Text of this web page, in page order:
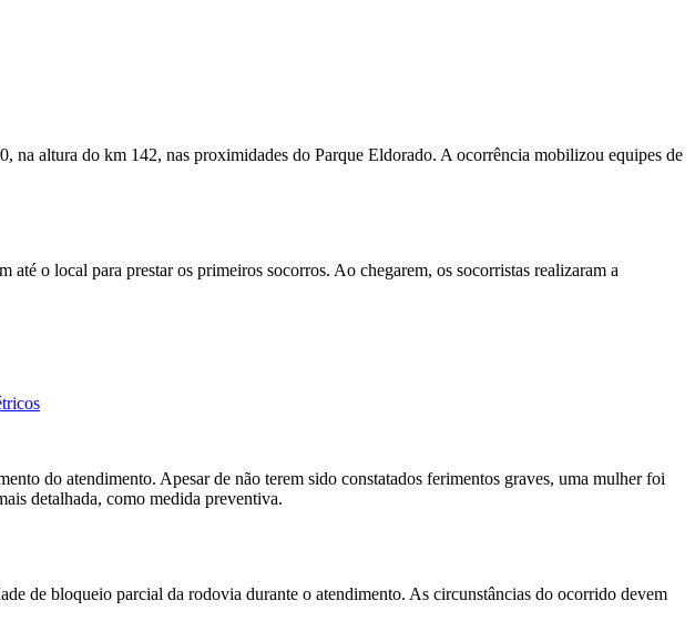
altura do km 142, nas proximidades do Parque Eldorado. A ocorrência mobilizou equipes de
o local para prestar os primeiros socorros. Ao chegarem, os socorristas realizaram a
do atendimento. Apesar de não terem sido constatados ferimentos graves, uma mulher foi
detalhada, como medida preventiva.
de bloqueio parcial da rodovia durante o atendimento. As circunstâncias do ocorrido devem